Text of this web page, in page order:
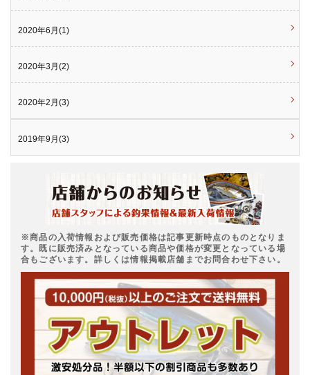
2020年6月(1)
2020年3月(2)
2020年2月(3)
2019年9月(3)
※商品の入荷情報および販売価格は記事更新時点のものとなりま
す。既に販売済みとなっている商品や価格が変更となっている場
合もございます。詳しくは情報掲載店舗までお問合わせ下さい。